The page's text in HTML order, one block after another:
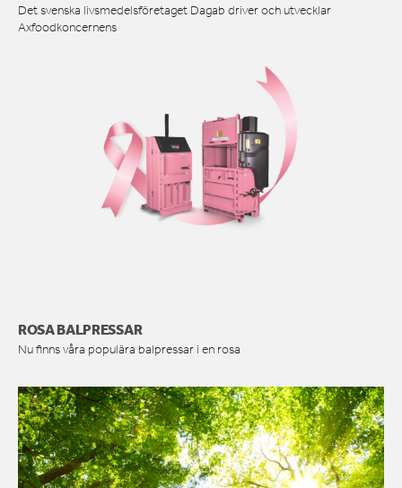
Det svenska livsmedelsföretaget Dagab driver och utvecklar
Axfoodkoncernens
ROSA BALPRESSAR
Nu finns våra populära balpressar i en rosa